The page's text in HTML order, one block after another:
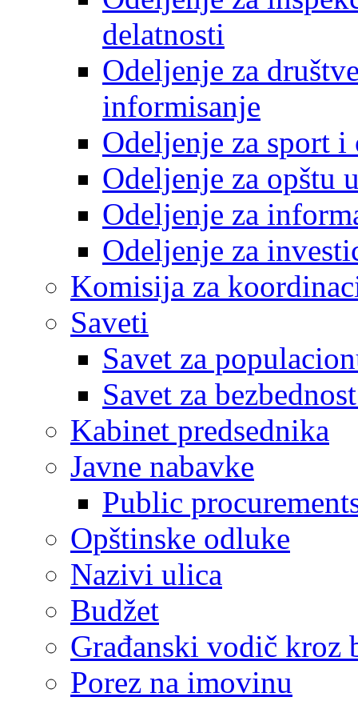
delatnosti
Odeljenje za
informisanje
Odeljenje za sport
Odeljenje za opštu
Odeljenje za
Odeljenje za
Komisija za
Saveti
Savet za
Savet za
Kabinet predsednika
Javne nabavke
Public
Opštinske odluke
Nazivi ulica
Budžet
Građanski vodič kroz
Porez na imovinu